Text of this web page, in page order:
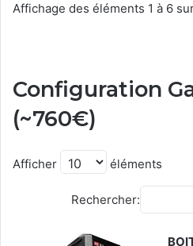
Affichage des éléments 1 à 6
Configuration
(~760€)
Afficher éléments
Rechercher: